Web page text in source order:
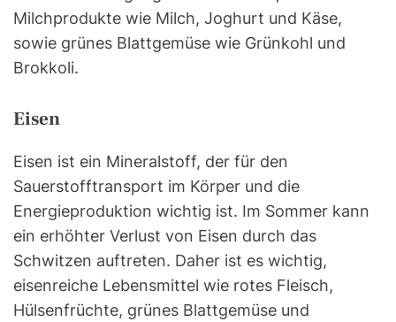
Milchprodukte wie Milch, Joghurt und Käse,
sowie grünes Blattgemüse wie Grünkohl und
Brokkoli.
Eisen
Eisen ist ein Mineralstoff, der für den
Sauerstofftransport im Körper und die
Energieproduktion wichtig ist. Im Sommer kann
ein erhöhter Verlust von Eisen durch das
Schwitzen auftreten. Daher ist es wichtig,
eisenreiche Lebensmittel wie rotes Fleisch,
Hülsenfrüchte, grünes Blattgemüse und